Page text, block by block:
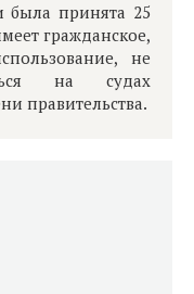
была принята 25
гражданское,
не
на судах
правительства.